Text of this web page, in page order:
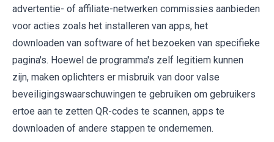
advertentie- of affiliate-netwerken commissies aanbieden
voor acties zoals het installeren van apps, het
downloaden van software of het bezoeken van specifieke
pagina's. Hoewel de programma's zelf legitiem kunnen
zijn, maken oplichters er misbruik van door valse
beveiligingswaarschuwingen te gebruiken om gebruikers
ertoe aan te zetten QR-codes te scannen, apps te
downloaden of andere stappen te ondernemen.